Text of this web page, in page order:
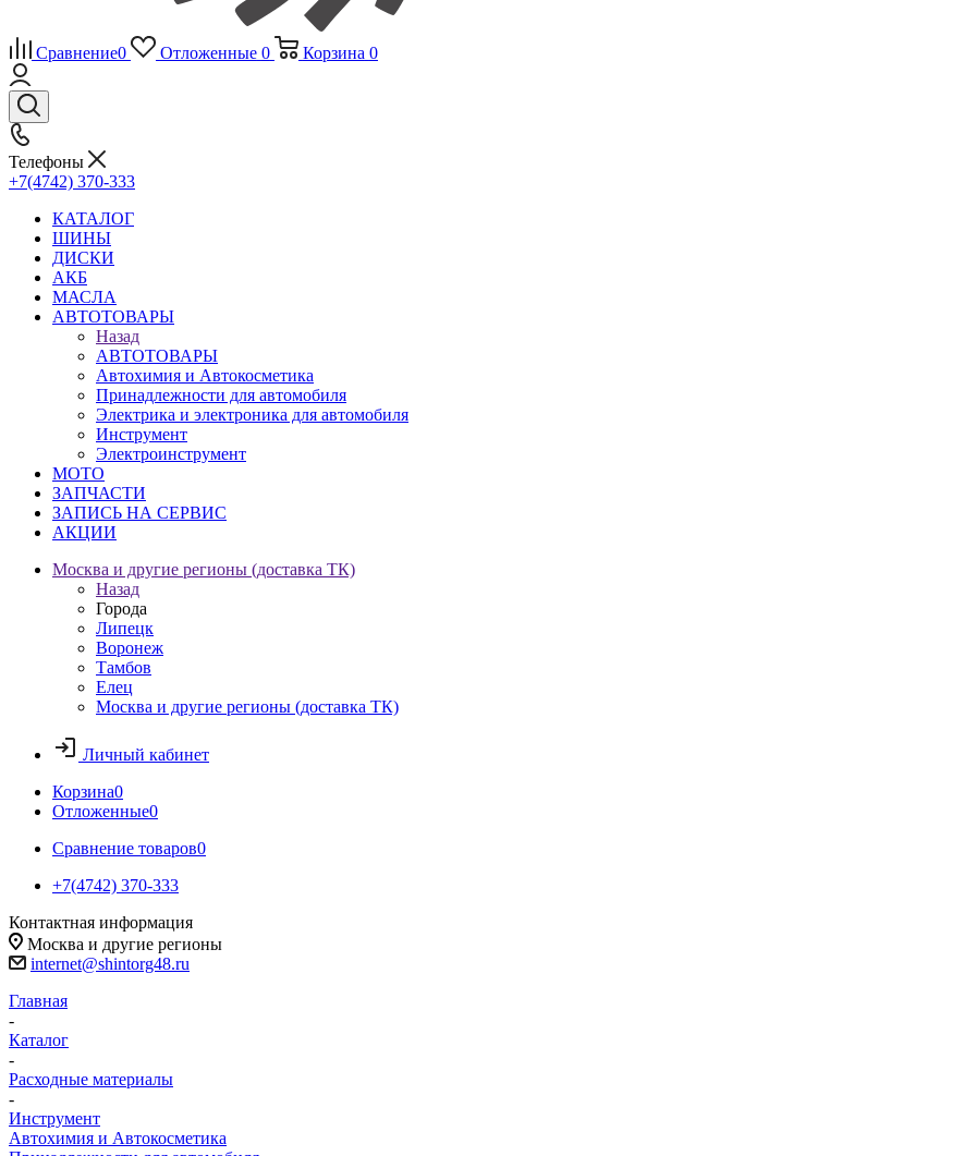
Сравнение0 Отложенные 0 Корзина 0
Телефоны
+7(4742) 370-333
КАТАЛОГ
ШИНЫ
ДИСКИ
АКБ
МАСЛА
АВТОТОВАРЫ
Назад
АВТОТОВАРЫ
Автохимия и Автокосметика
Принадлежности для автомобиля
Электрика и электроника для автомобиля
Инструмент
Электроинструмент
МОТО
ЗАПЧАСТИ
ЗАПИСЬ НА СЕРВИС
АКЦИИ
Москва и другие регионы (доставка ТК)
Назад
Города
Липецк
Воронеж
Тамбов
Елец
Москва и другие регионы (доставка ТК)
Личный кабинет
Корзина0
Отложенные0
Сравнение товаров0
+7(4742) 370-333
Контактная информация
Москва и другие регионы
internet@shintorg48.ru
Главная
-
Каталог
-
Расходные материалы
-
Инструмент
Автохимия и Автокосметика